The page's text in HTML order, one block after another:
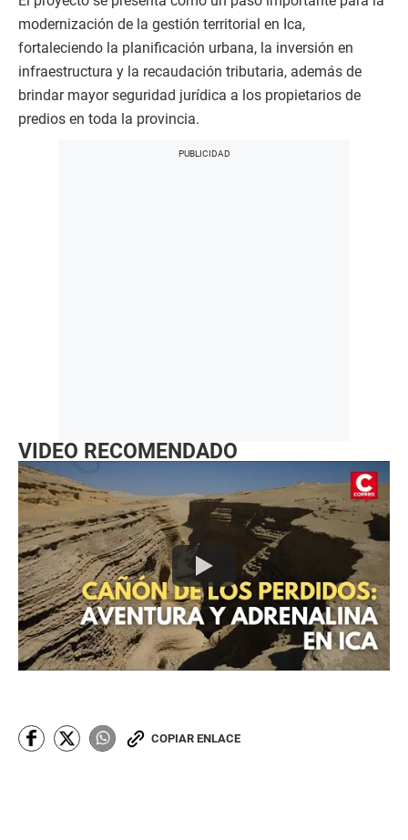
modernización de la gestión territorial en Ica,
fortaleciendo la planificación urbana, la inversión en
infraestructura y la recaudación tributaria, además de
brindar mayor seguridad jurídica a los propietarios de
predios en toda la provincia.
VIDEO RECOMENDADO
COPIAR ENLACE